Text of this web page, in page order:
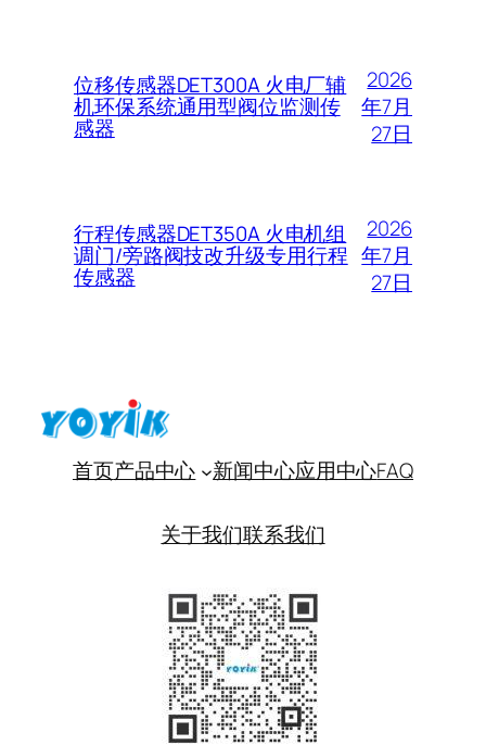
位移传感器DET300A 火电厂辅
机环保系统通用型阀位监测传
感器
2026
年7月
27日
行程传感器DET350A 火电机组
调门/旁路阀技改升级专用行程
传感器
2026
年7月
27日
首页产品中心 新闻中心应用中心FAQ
关于我们联系我们